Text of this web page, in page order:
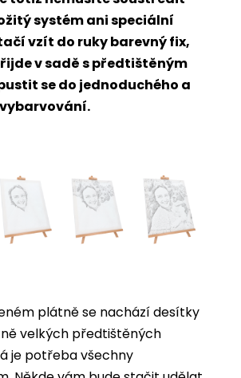
systém ani speciální
vzít do ruky barevný fix,
v sadě s předtištěným
se do jednoduchého a
plátně se nachází desítky
velkých předtištěných
je potřeba všechny